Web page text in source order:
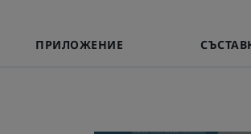
ПРИЛОЖЕНИЕ